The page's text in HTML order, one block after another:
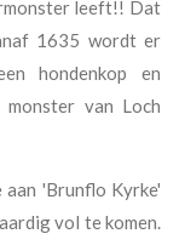
leeft!! Dat
1635 wordt er
hondenkop en
van Loch
'Brunflo Kyrke'
vol te komen.